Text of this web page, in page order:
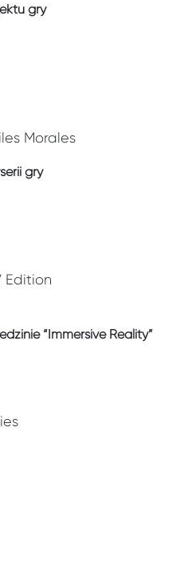
gry
Morales
gry
Edition
“Immersive Reality”